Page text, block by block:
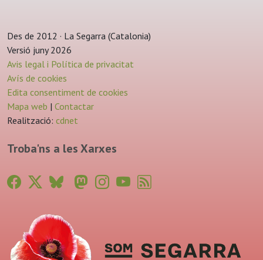
Des de 2012 · La Segarra (Catalonia)
Versió juny 2026
Avis legal i Política de privacitat
Avís de cookies
Edita consentiment de cookies
Mapa web | Contactar
Realització: cdnet
Troba'ns a les Xarxes